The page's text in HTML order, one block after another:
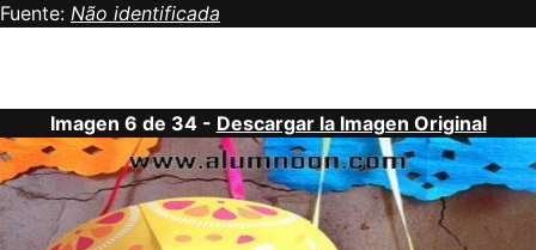
Fuente: Não identificada
Imagen 6 de 34 - Descargar la Imagen Original